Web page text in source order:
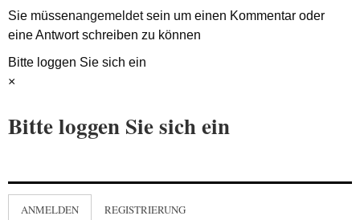
Sie müssenangemeldetsein um einen Kommentar oder
eine Antwort schreiben zu können
Bitte loggen Sie sich ein
×
Bitte loggen Sie sich ein
ANMELDEN REGISTRIERUNG